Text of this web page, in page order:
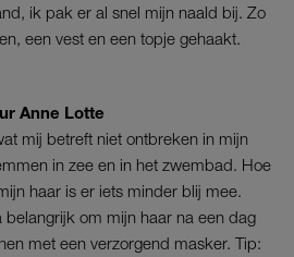
ik pak er al snel mijn naald bij. Zo
een vest en een topje gehaakt.
Anne Lotte
mij betreft niet ontbreken in mijn
in zee en in het zwembad. Hoe
haar is er iets minder blij mee.
om mijn haar na een dag
met een verzorgend masker. Tip: